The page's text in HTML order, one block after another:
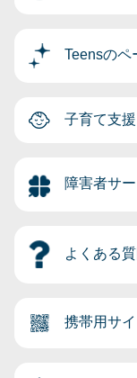
Teensのペ
子育て支援
障害者サ
よくある
携帯用サイ